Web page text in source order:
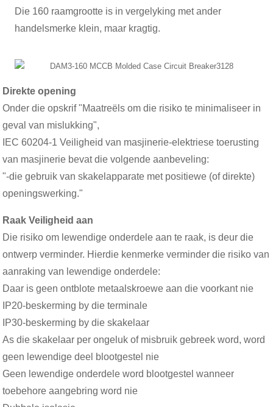
Die 160 raamgrootte is in vergelyking met ander
handelsmerke klein, maar kragtig.
Direkte opening
Onder die opskrif "Maatreëls om die risiko te minimaliseer in
geval van mislukking",
IEC 60204-1 Veiligheid van masjinerie-elektriese toerusting
van masjinerie bevat die volgende aanbeveling:
"-die gebruik van skakelapparate met positiewe (of direkte)
openingswerking."
Raak Veiligheid aan
Die risiko om lewendige onderdele aan te raak, is deur die
ontwerp verminder. Hierdie kenmerke verminder die risiko van
aanraking van lewendige onderdele:
Daar is geen ontblote metaalskroewe aan die voorkant nie
IP20-beskerming by die terminale
IP30-beskerming by die skakelaar
As die skakelaar per ongeluk of misbruik gebreek word, word
geen lewendige deel blootgestel nie
Geen lewendige onderdele word blootgestel wanneer
toebehore aangebring word nie